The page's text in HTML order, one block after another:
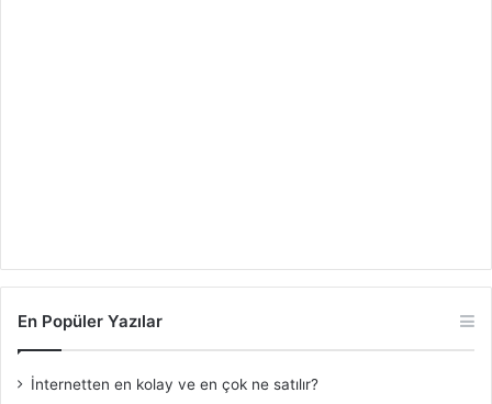
En Popüler Yazılar
İnternetten en kolay ve en çok ne satılır?